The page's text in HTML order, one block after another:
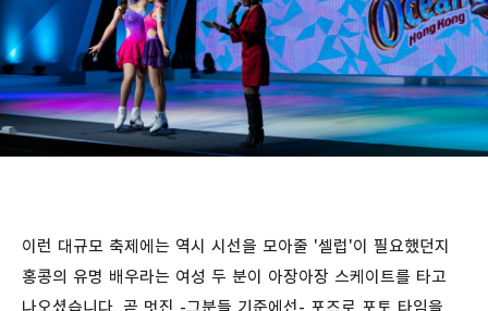
이런 대규모 축제에는 역시 시선을 모아줄 '셀럽'이 필요했던지
홍콩의 유명 배우라는 여성 두 분이 아장아장 스케이트를 타고
나오셨습니다. 곧 멋진 -그분들 기준에선- 포즈로 포토 타임을